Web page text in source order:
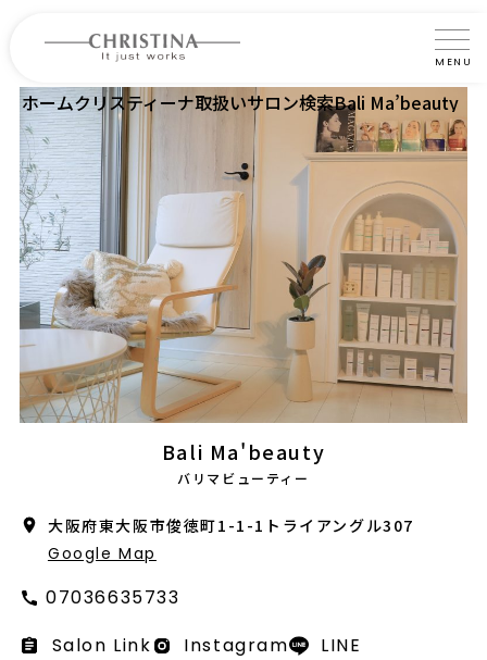
MENU
クリスティーナについて
製品について
製品の使い方
サロントリートメント
サロン検索
よくあるご質問
認定インストラクター・トレーナー紹介
採用情報
製品導入について
お問い合わせ
ホームクリスティーナ取扱いサロン検索Bali Ma’beauty
Bali Ma'beauty
バリマビューティー
大阪府東大阪市俊徳町1-1-1トライアングル307
Google Map
07036635733
Salon Link
Instagram LINE